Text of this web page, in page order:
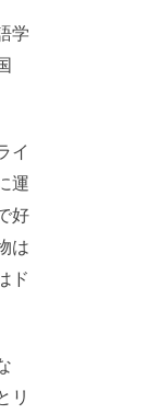
学
イ
運
好
は
ド
リ